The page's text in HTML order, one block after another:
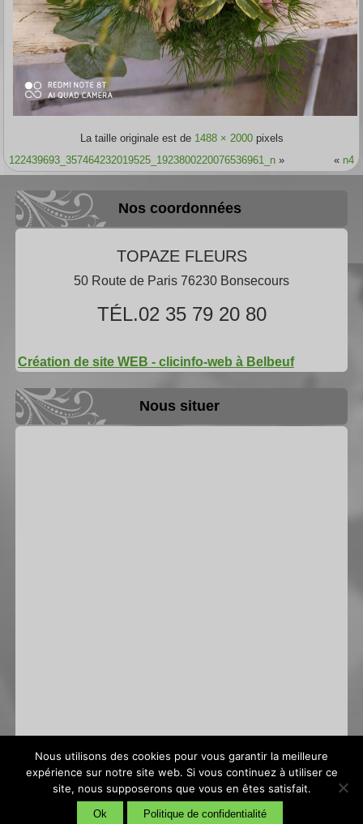
La taille originale est de 1488 × 2000pixels
122439693_357464232019525_1923800220076536961_n » « n4
Nos coordonnées
TOPAZE FLEURS
50 Route de Paris 76230 Bonsecours
TÉL.02 35 79 20 80
Création de site WEB - clicinfo-web à Belbeuf
Nous situer
Conditions générales de vente |Politique de confidentialité
Nous utilisons des cookies pour vous garantir la meilleure
expérience sur notre site web. Si vous continuez à utiliser ce
site, nous supposerons que vous en êtes satisfait.
Ok Politique de confidentialité